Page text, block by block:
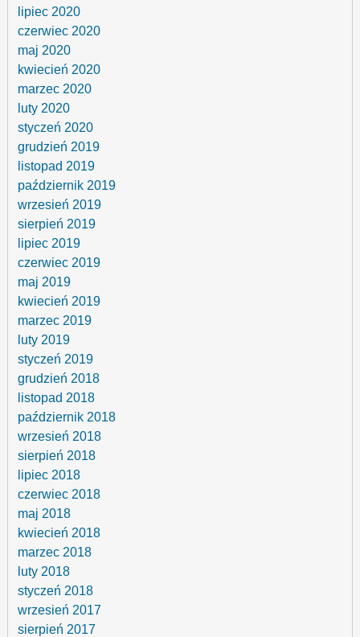
lipiec 2020
czerwiec 2020
maj 2020
kwiecień 2020
marzec 2020
luty 2020
styczeń 2020
grudzień 2019
listopad 2019
październik 2019
wrzesień 2019
sierpień 2019
lipiec 2019
czerwiec 2019
maj 2019
kwiecień 2019
marzec 2019
luty 2019
styczeń 2019
grudzień 2018
listopad 2018
październik 2018
wrzesień 2018
sierpień 2018
lipiec 2018
czerwiec 2018
maj 2018
kwiecień 2018
marzec 2018
luty 2018
styczeń 2018
wrzesień 2017
sierpień 2017